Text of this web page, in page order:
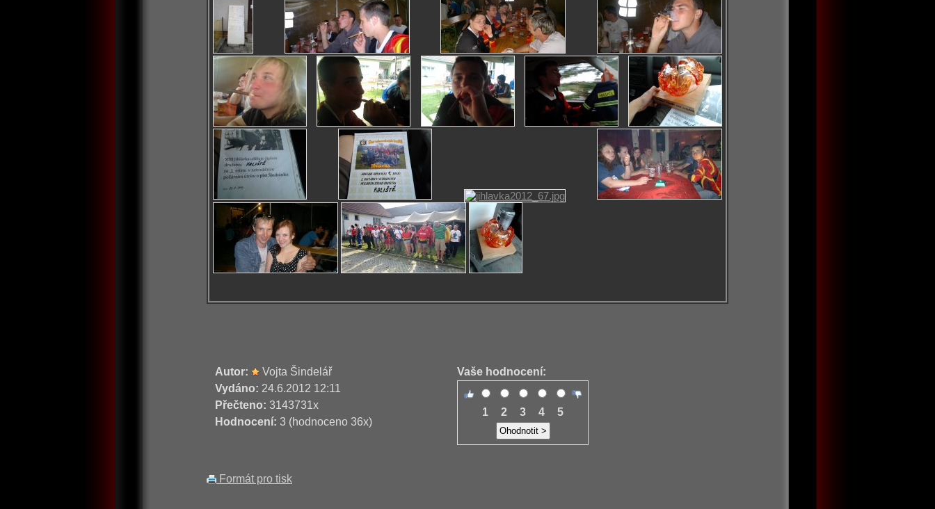
Autor:
Vojta Šindelář
Vydáno: 24.6.2012 12:11
Přečteno: 3143731x
Hodnocení: 3 (hodnoceno 36x)
Vaše hodnocení:
1 2 3 4 5
Formát pro tisk